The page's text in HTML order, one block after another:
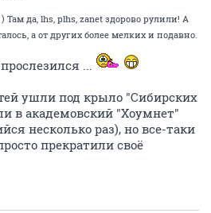
Там да, lhs, plhs, zanet здорово рулили! А
а от других более мелких и подавно.
...
ушли под крыло "Сибирских
в академовский "Хоумнет"
несколько раз), но все-таки
прекратили своё